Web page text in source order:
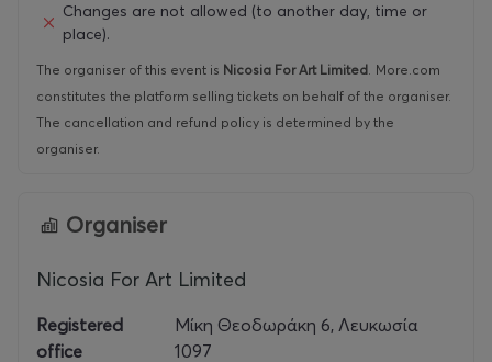
ΚΥΡΙΟΣ ΧΟΡΗΓΟΣ: Υφυπουργείο Πολιτισμού,
Τμήμα Σύγχρονου Πολιτισμού
ΧΡΥΣΟΙ ΧΟΡΗΓΟΙ: VF Foundation , Allwyn
ΑΡΓΥΡΟΣ ΧΟΡΗΓΟΣ: PWC
ΕΠΙΚΟΙΝΩΝΙΑΣ: Δημοσιογραφικός Οργανισμός Ο
Κύπρου, Τhe Classic Hotel, Ethimo
Changes are not allowed (to another day, time or
place).
The organiser of this event is Nicosia For Art Limited. More.com
constitutes the platform selling tickets on behalf of the organiser.
The cancellation and refund policy is determined by the
organiser.
Organiser
Nicosia For Art Limited
Registered
office
Μίκη Θεοδωράκη 6, Λευκωσία
1097